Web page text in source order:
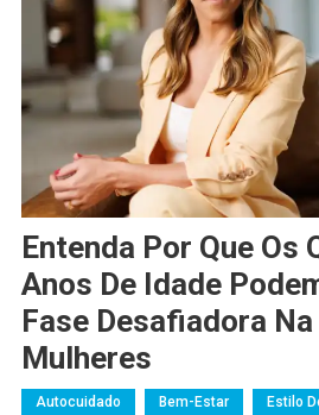
Entenda Por Que Os
Anos De Idade
Fase Desafiadora
Mulheres
Autocuidado Bem-Estar Estilo